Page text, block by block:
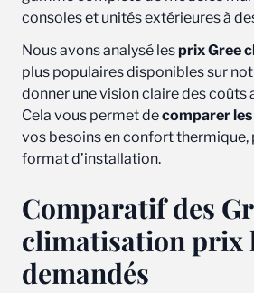
consoles et unités extérieures à
Nous avons analysé lesprix Gree
plus populaires disponibles sur
donner une vision claire des coûts
Cela vous permet decomparer
vos besoins en confort thermique,
format d’installation.
Comparatif des
climatisation prix
demandés